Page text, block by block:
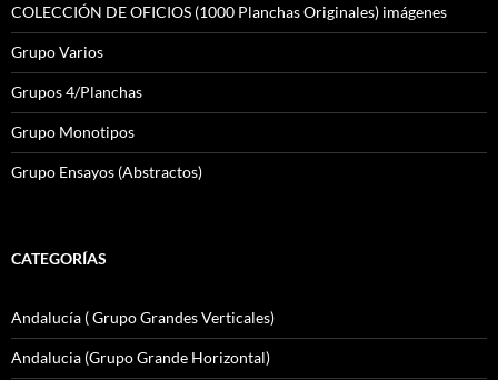
COLECCIÓN DE OFICIOS (1000 Planchas Originales) imágenes
Grupo Varios
Grupos 4/Planchas
Grupo Monotipos
Grupo Ensayos (Abstractos)
CATEGORÍAS
Andalucía ( Grupo Grandes Verticales)
Andalucia (Grupo Grande Horizontal)